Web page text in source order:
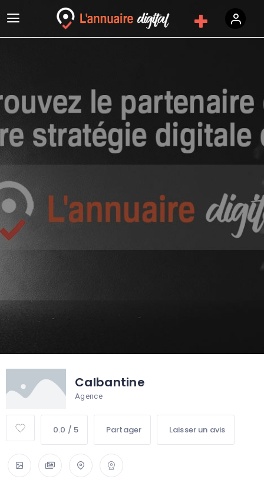
Calbantine
Agence
0.0 / 5 Partager Laisser un avis